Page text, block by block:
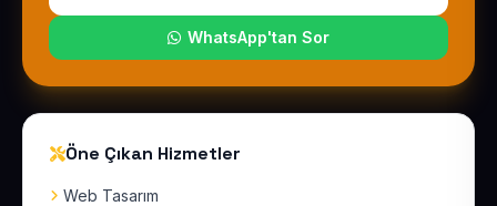
WhatsApp'tan Sor
Öne Çıkan Hizmetler
Web Tasarım